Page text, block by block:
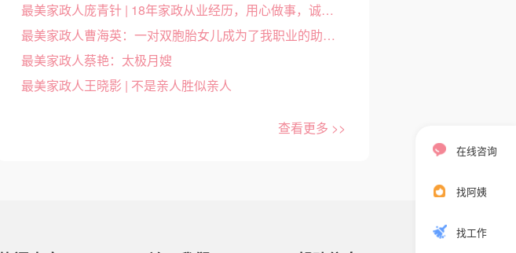
最美家政人庞青针 | 18年家政从业经历，用心做事，诚心做人！
最美家政人曹海英：一对双胞胎女儿成为了我职业的助推器
最美家政人蔡艳：太极月嫂
最美家政人王晓影 | 不是亲人胜似亲人
查看更多 >>
在线咨询
找阿姨
找工作